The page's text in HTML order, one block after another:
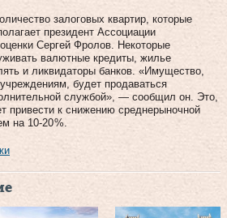
залоговых квартир, которые
президент Ассоциации
Сергей Фролов. Некоторые
валютные кредиты, жилье
и ликвидаторы банков. «Имущество,
будет продаваться
службой», — сообщил он. Это,
привести к снижению среднерыночной
на 10‑20 %.